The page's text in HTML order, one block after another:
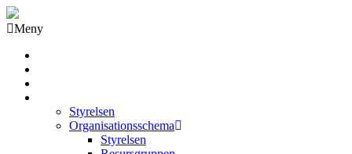
Meny
Styrelsen
Organisationsschema
Styrelsen